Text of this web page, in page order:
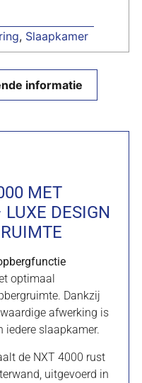
, Slaapkamer
informatie
MET
DESIGN
optimaal
Dankzij
afwerking is
iedere slaapkamer.
de NXT 4000 rust
uitgevoerd in